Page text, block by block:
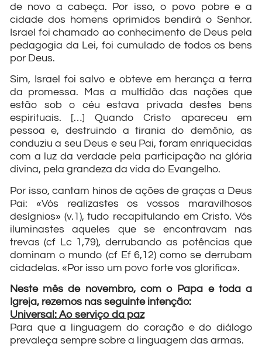
de novo a cabeça. Por isso, o povo pobre e a
cidade dos homens oprimidos bendirá o Senhor.
Israel foi chamado ao conhecimento de Deus pela
pedagogia da Lei, foi cumulado de todos os bens
por Deus.
Sim, Israel foi salvo e obteve em herança a terra
da promessa. Mas a multidão das nações que
estão sob o céu estava privada destes bens
espirituais. […] Quando Cristo apareceu em
pessoa e, destruindo a tirania do demônio, as
conduziu a seu Deus e seu Pai, foram enriquecidas
com a luz da verdade pela participação na glória
divina, pela grandeza da vida do Evangelho.
Por isso, cantam hinos de ações de graças a Deus
Pai: «Vós realizastes os vossos maravilhosos
desígnios» (v.1), tudo recapitulando em Cristo. Vós
iluminastes aqueles que se encontravam nas
trevas (cf Lc 1,79), derrubando as potências que
dominam o mundo (cf Ef 6,12) como se derrubam
cidadelas. «Por isso um povo forte vos glorifica».
Neste mês de novembro, com o Papa e toda a
Igreja, rezemos nas seguinte intenção:
Universal: Ao serviço da paz
Para que a linguagem do coração e do diálogo
prevaleça sempre sobre a linguagem das armas.